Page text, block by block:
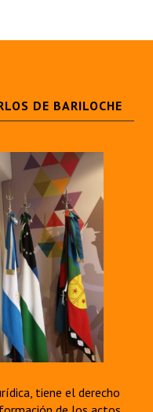
DE BARILOCHE
tiene el derecho